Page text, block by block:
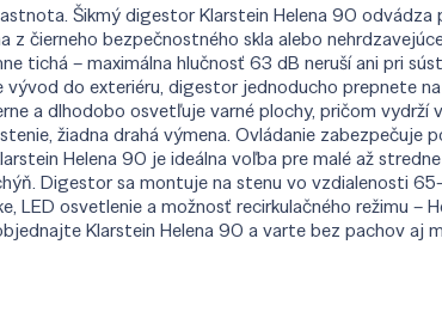
Šikmý digestor Klarstein Helena 90
z čierneho bezpečnostného skla alebo
tichá – maximálna hlučnosť 63 dB neruší ani pri
do exteriéru, digestor jednoducho prepnete
a dlhodobo osvetľuje varné plochy, pričom vydrží
žiadna drahá výmena. Ovládanie
Helena 90 je ideálna voľba pre malé až
Digestor sa montuje na stenu vo vzdialenosti
LED osvetlenie a možnosť recirkulačného režimu –
Klarstein Helena 90 a varte bez pachov aj